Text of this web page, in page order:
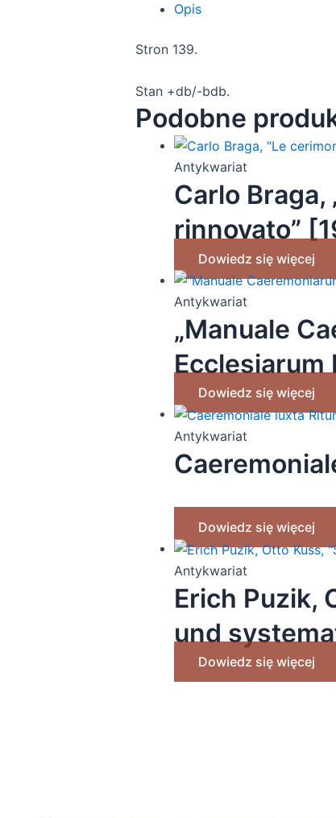
Opis
Stron 139.
Stan +db/-bdb.
Podobne
Antykwariat
Carlo Braga,
rinnovato”
Dowiedz się więcej
Antykwariat
„Manuale
Ecclesiarum
Dowiedz się więcej
Antykwariat
Dowiedz się więcej
Antykwariat
Erich Puzik,
und
Dowiedz się więcej